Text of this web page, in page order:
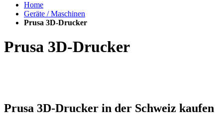
Home
Geräte / Maschinen
Prusa 3D-Drucker
Prusa 3D-Drucker
Prusa 3D-Drucker in der Schweiz kaufen